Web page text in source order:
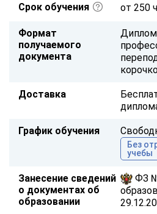
Срок обучения от 250
Формат
получаемого
документа
Доставка
График обучения
Без
учебы
Занесение сведений
о документах об
образовании
ФЗ